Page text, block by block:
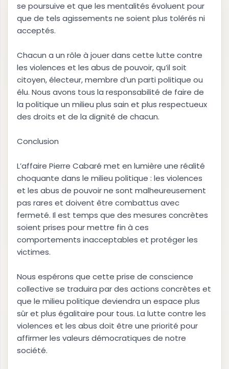
se poursuive et que les mentalités évoluent pour
que de tels agissements ne soient plus tolérés ni
acceptés.
Chacun a un rôle à jouer dans cette lutte contre
les violences et les abus de pouvoir, qu’il soit
citoyen, électeur, membre d’un parti politique ou
élu. Nous avons tous la responsabilité de faire de
la politique un milieu plus sain et plus respectueux
des droits et de la dignité de chacun.
Conclusion
L’affaire Pierre Cabaré met en lumière une réalité
choquante dans le milieu politique : les violences
et les abus de pouvoir ne sont malheureusement
pas rares et doivent être combattus avec
fermeté. Il est temps que des mesures concrètes
soient prises pour mettre fin à ces
comportements inacceptables et protéger les
victimes.
Nous espérons que cette prise de conscience
collective se traduira par des actions concrètes et
que le milieu politique deviendra un espace plus
sûr et plus égalitaire pour tous. La lutte contre les
violences et les abus doit être une priorité pour
affirmer les valeurs démocratiques de notre
société.